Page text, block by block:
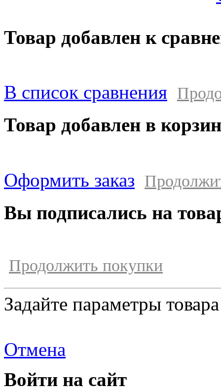
Товар добавлен к
В список сравнения
Товар добавлен в
Оформить заказ
Вы подписались на
Продолжить покупки
Задайте параметры товара
Отмена
Войти на сайт